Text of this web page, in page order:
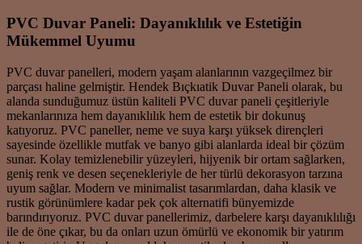
PVC Duvar Paneli: Dayanıklılık ve Estetiğin
Mükemmel Uyumu
PVC duvar panelleri, modern yaşam alanlarının vazgeçilmez bir
parçası haline gelmiştir. Hendek Bıçkıatik Duvar Paneli olarak, bu
alanda sunduğumuz üstün kaliteli PVC duvar paneli çeşitleriyle
mekanlarınıza hem dayanıklılık hem de estetik bir dokunuş
katıyoruz. PVC paneller, neme ve suya karşı yüksek dirençleri
sayesinde özellikle mutfak ve banyo gibi alanlarda ideal bir çözüm
sunar. Kolay temizlenebilir yüzeyleri, hijyenik bir ortam sağlarken,
geniş renk ve desen seçenekleriyle de her türlü dekorasyon tarzına
uyum sağlar. Modern ve minimalist tasarımlardan, daha klasik ve
rustik görünümlere kadar pek çok alternatifi bünyemizde
barındırıyoruz. PVC duvar panellerimiz, darbelere karşı dayanıklılığı
ile de öne çıkar, bu da onları uzun ömürlü ve ekonomik bir yatırım